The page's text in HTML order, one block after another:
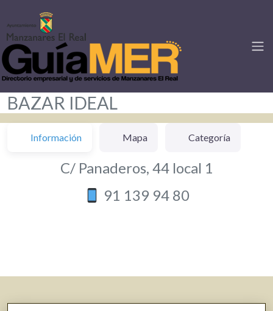
BAZAR IDEAL
Información Mapa Categoría
C/ Panaderos, 44 local 1
91 139 94 80